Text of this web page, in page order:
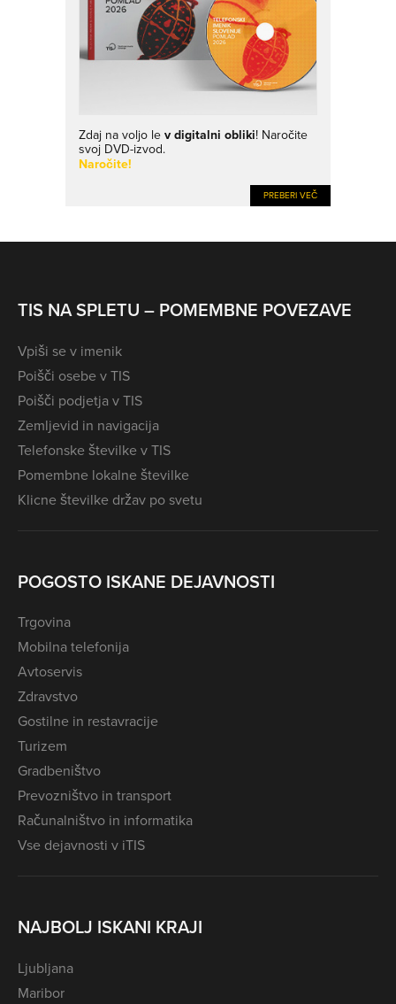
Zdaj na voljo le v digitalni obliki! Naročite
svoj DVD-izvod.
Naročite!
PREBERI VEČ
TIS NA SPLETU – POMEMBNE POVEZAVE
Vpiši se v imenik
Poišči osebe v TIS
Poišči podjetja v TIS
Zemljevid in navigacija
Telefonske številke v TIS
Pomembne lokalne številke
Klicne številke držav po svetu
POGOSTO ISKANE DEJAVNOSTI
Trgovina
Mobilna telefonija
Avtoservis
Zdravstvo
Gostilne in restavracije
Turizem
Gradbeništvo
Prevozništvo in transport
Računalništvo in informatika
Vse dejavnosti v iTIS
NAJBOLJ ISKANI KRAJI
Ljubljana
Maribor